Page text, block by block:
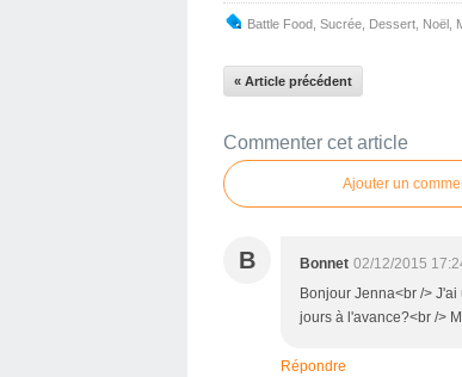
Battle Food Sucrée Dessert Noël
« Article précédent
Commenter cet article
Ajouter un
B Bonnet 02/12/2015
Bonjour Jenna<br />
jours à l'avance?<br />
Répondre